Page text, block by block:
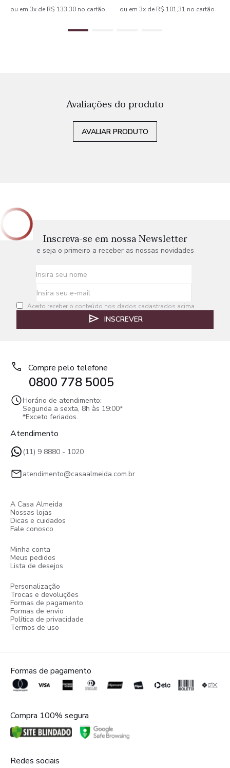
ou em 3x de R$ 133,30 no cartão ou em 3x de R$ 101,31 no cartão
Avaliações do produto
AVALIAR PRODUTO
Inscreva-se em nossa Newsletter
e seja o primeiro a receber as nossas novidades
Aceito receber o conteúdo nos dados cadastrados acima
INSCREVER
Compre pelo telefone
0800 778 5005
Horário de atendimento:
Segunda a sexta, 8h às 19:00*
*Exceto feriados.
Atendimento
(11) 9 8880 - 1020
atendimento@casaalmeida.com.br
A Casa Almeida
Nossas lojas
Dicas e cuidados
Fale conosco
Minha conta
Meus pedidos
Lista de desejos
Personalização
Trocas e devoluções
Formas de pagamento
Formas de envio
Política de privacidade
Termos de uso
Formas de pagamento
Compra 100% segura
Redes sociais